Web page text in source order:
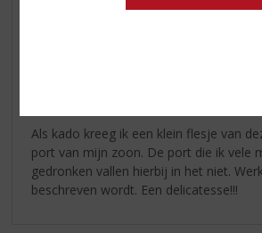
Als kado kreeg ik een klein flesje van
port van mijn zoon. De port die ik vele
gedronken vallen hierbij in het niet.
beschreven wordt. Een delicatesse!!!